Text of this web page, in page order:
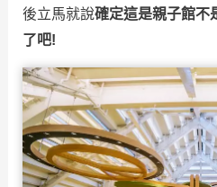
後立馬就說確定這是親子館不
了吧!